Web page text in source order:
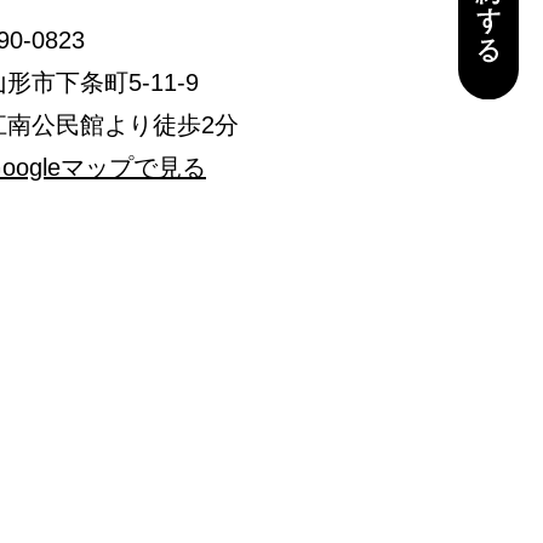
0823
形市下条町5-11-9
南公民館より徒歩2分
マップで見る